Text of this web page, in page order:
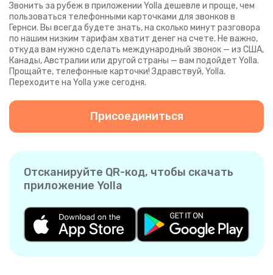
Звонить за рубеж в приложении Yolla дешевле и проще, чем
пользоваться телефонными карточками для звонков в
Гернси. Вы всегда будете знать, на сколько минут разговора
по нашим низким тарифам хватит денег на счете. Не важно,
откуда вам нужно сделать международный звонок — из США,
Канады, Австралии или другой страны — вам подойдет Yolla.
Прощайте, телефонные карточки! Здравствуй, Yolla.
Переходите на Yolla уже сегодня.
Присоединиться
Отсканируйте QR-код, чтобы скачать
приложение Yolla